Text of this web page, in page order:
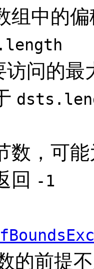
组中的
访问的最
数，可
回
-1
的前提